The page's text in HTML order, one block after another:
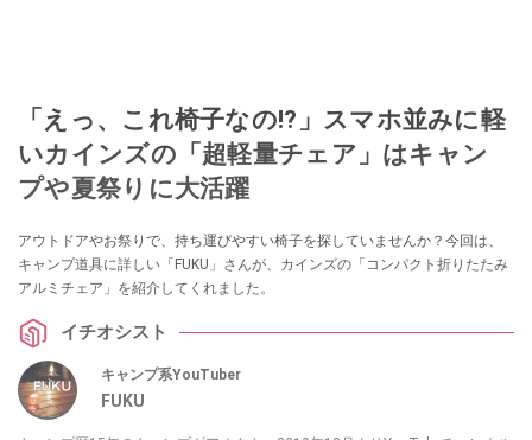
「えっ、これ椅子なの!?」スマホ並みに軽
いカインズの「超軽量チェア」はキャン
プや夏祭りに大活躍
アウトドアやお祭りで、持ち運びやすい椅子を探していませんか？今回は、
キャンプ道具に詳しい「FUKU」さんが、カインズの「コンパクト折りたたみ
アルミチェア」を紹介してくれました。
イチオシスト
キャンプ系YouTuber
FUKU